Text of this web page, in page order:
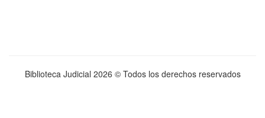
Biblioteca Judicial 2026 © Todos los derechos reservados